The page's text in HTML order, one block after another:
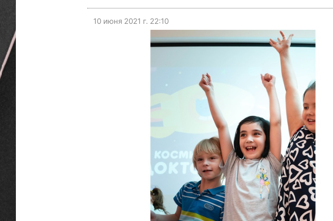
10 июня 2021 г. 22:10